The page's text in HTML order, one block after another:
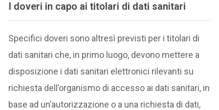
I doveri in capo ai titolari di dati sanitari
Specifici doveri sono altresì previsti per i titolari di
dati sanitari che, in primo luogo, devono mettere a
disposizione i dati sanitari elettronici rilevanti su
richiesta dell’organismo di accesso ai dati sanitari, in
base ad un’autorizzazione o a una richiesta di dati,